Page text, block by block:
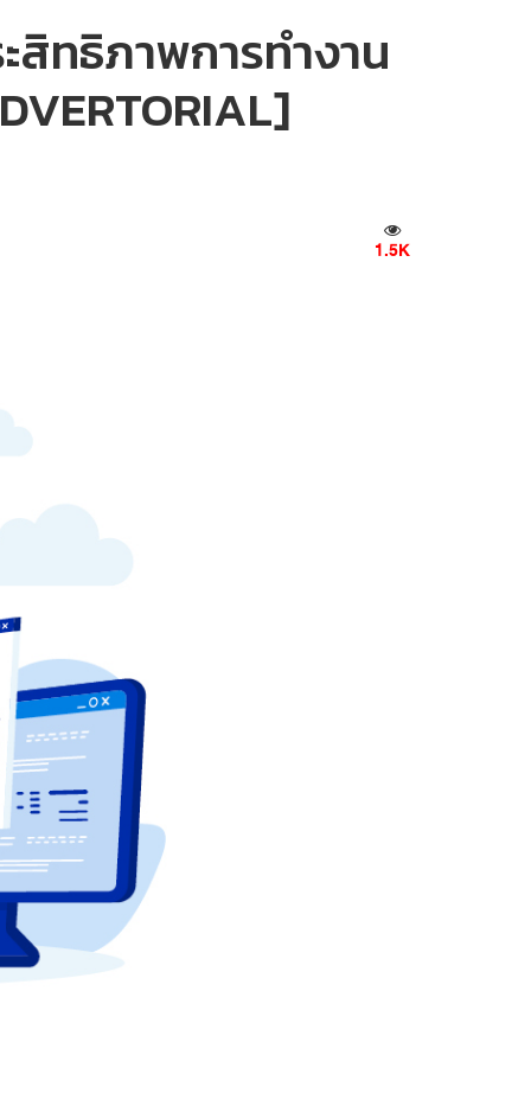
สิทธิภาพการทำงาน
1.5K